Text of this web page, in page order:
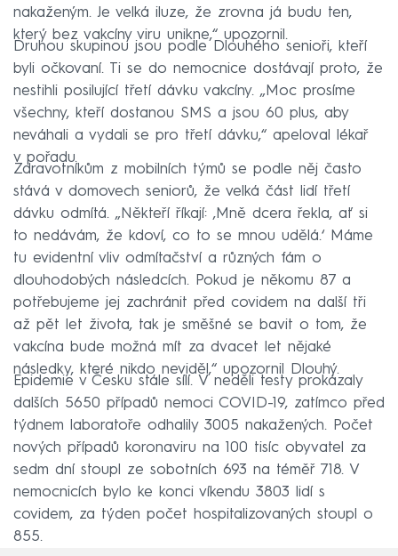
nakaženým. Je velká iluze, že zrovna já budu ten,
který bez vakcíny viru unikne,“ upozornil.
Druhou skupinou jsou podle Dlouhého senioři, kteří
byli očkovaní. Ti se do nemocnice dostávají proto, že
nestihli posilující třetí dávku vakcíny. „Moc prosíme
všechny, kteří dostanou SMS a jsou 60 plus, aby
neváhali a vydali se pro třetí dávku,“ apeloval lékař
v pořadu.
Zdravotníkům z mobilních týmů se podle něj často
stává v domovech seniorů, že velká část lidí třetí
dávku odmítá. „Někteří říkají: ‚Mně dcera řekla, ať si
to nedávám, že kdoví, co to se mnou udělá.‘ Máme
tu evidentní vliv odmítačství a různých fám o
dlouhodobých následcích. Pokud je někomu 87 a
potřebujeme jej zachránit před covidem na další tři
až pět let života, tak je směšné se bavit o tom, že
vakcína bude možná mít za dvacet let nějaké
následky, které nikdo neviděl,“ upozornil Dlouhý.
Epidemie v Česku stále sílí. V neděli testy prokázaly
dalších 5650 případů nemoci COVID-19, zatímco před
týdnem laboratoře odhalily 3005 nakažených. Počet
nových případů koronaviru na 100 tisíc obyvatel za
sedm dní stoupl ze sobotních 693 na téměř 718. V
nemocnicích bylo ke konci víkendu 3803 lidí s
covidem, za týden počet hospitalizovaných stoupl o
855.